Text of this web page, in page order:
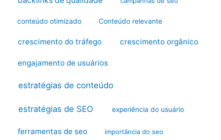
conteúdo otimizado Conteúdo relevante
crescimento do tráfego crescimento orgânico
engajamento de usuários
estratégias de conteúdo
estratégias de SEO experiência do usuário
ferramentas de seo importância do seo